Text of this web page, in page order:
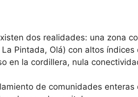
dos realidades: una zona
Pintada, Olá) con altos
en la cordillera, nula
de comunidades